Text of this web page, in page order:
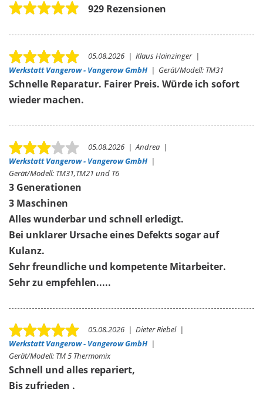
929 Rezensionen
05.08.2026 | Klaus Hainzinger|
Werkstatt Vangerow - Vangerow GmbH | Gerät/Modell: TM31
Schnelle Reparatur. Fairer Preis. Würde ich sofort
wieder machen.
05.08.2026 |Andrea |
Werkstatt Vangerow - Vangerow GmbH |
Gerät/Modell: TM31,TM21 und T6
3 Generationen
3 Maschinen
Alles wunderbar und schnell erledigt.
Bei unklarer Ursache eines Defekts sogar auf
Kulanz.
Sehr freundliche und kompetente Mitarbeiter.
Sehr zu empfehlen.....
05.08.2026 | Dieter Riebel|
Werkstatt Vangerow - Vangerow GmbH |
Gerät/Modell: TM 5 Thermomix
Schnell und alles repariert,
Bis zufrieden .